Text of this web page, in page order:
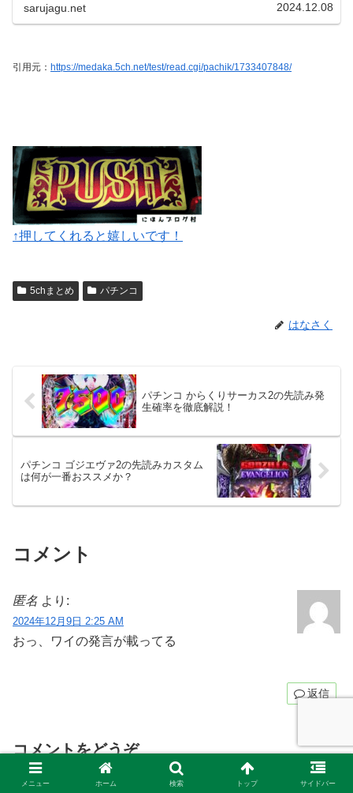
sarujagu.net 2024.12.08
引用元： https://medaka.5ch.net/test/read.cgi/pachik/1733407848/
↑押してくれると嬉しいです！
5chまとめ パチンコ
はなさく
パチンコ からくりサーカス2の先読み発
生確率を徹底解説！
パチンコ ゴジエヴァ2の先読みカスタム
は何が一番おススメか？
コメント
匿名 より:
2024年12月9日 2:25 AM
おっ、ワイの発言が載ってる
返信
コメントをどうぞ
コメント
メニュー ホーム 検索 トップ サイドバー